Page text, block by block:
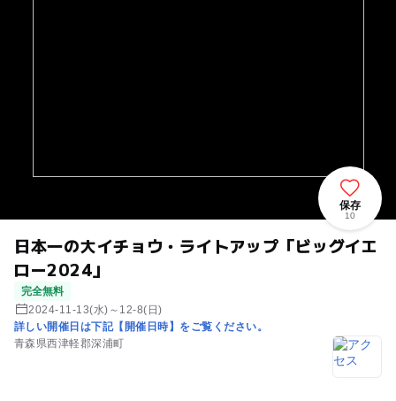
日本一の大イチョウ・ライトアップ「ビッグイエ
ロー2024」
完全無料
2024-11-13(水)～12-8(日)
詳しい開催日は下記【開催日時】をご覧ください。
青森県西津軽郡深浦町
保存
10